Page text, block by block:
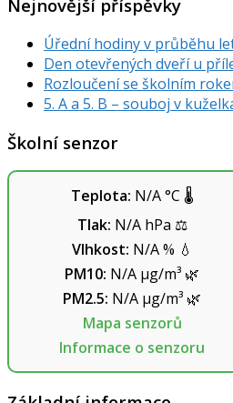
Nejnovější příspěvky
Úřední hodiny v průběhu
Den otevřených dveří u
Rozloučení se školním
5. A a 5. B – souboj v
Školní senzor
Teplota: N/A°C 🌡️
Tlak: N/AhPa ⚖️
Vlhkost: N/A% 💧
PM10: N/A µg/m³ 🌿
PM2.5: N/A µg/m³ 🌿
Mapa senzorů
Informace o senzoru